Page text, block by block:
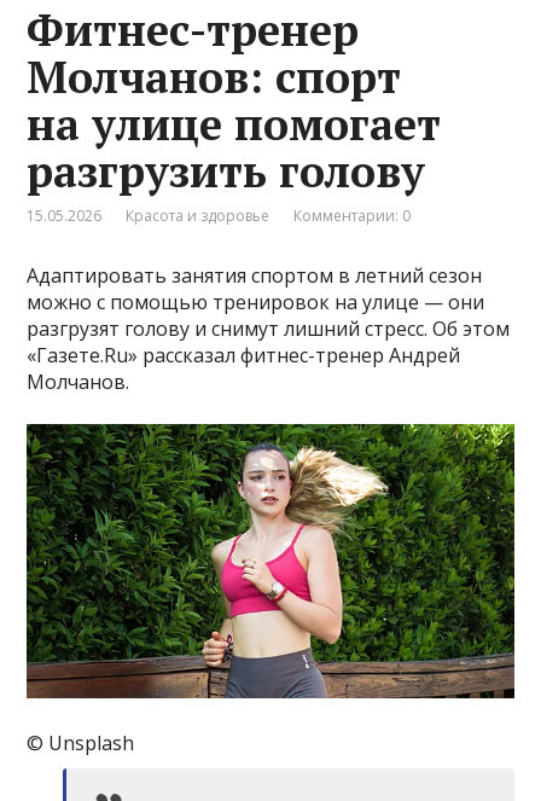
Фитнес-тренер
Молчанов: спорт
на улице помогает
разгрузить голову
15.05.2026 Красота и здоровье Комментарии: 0
Адаптировать занятия спортом в летний сезон
можно с помощью тренировок на улице — они
разгрузят голову и снимут лишний стресс. Об этом
«Газете.Ru» рассказал фитнес-тренер Андрей
Молчанов.
© Unsplash